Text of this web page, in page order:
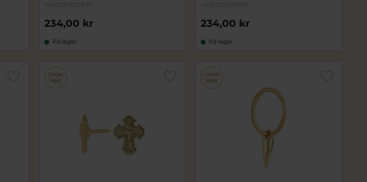
na30257520900
234,00 kr
På lager
na30257525900
234,00 kr
På lager
CHOK
PRIS
CHOK
PRIS